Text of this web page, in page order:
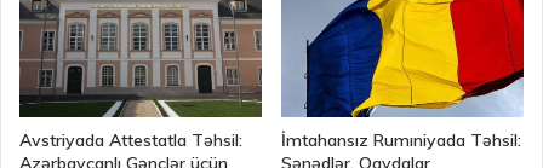
Avstriyada Attestatla Təhsil:
Azərbaycanlı Gənclər üçün
İmtahansız Rumıniyada Təhsil:
Sənədlər, Qaydalar